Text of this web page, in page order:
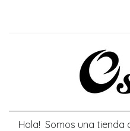
Hola! Somos una tienda